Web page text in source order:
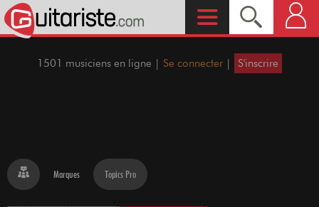
1501 musiciens en ligne | Se connecter | S'inscrire
Marques Topics Pro